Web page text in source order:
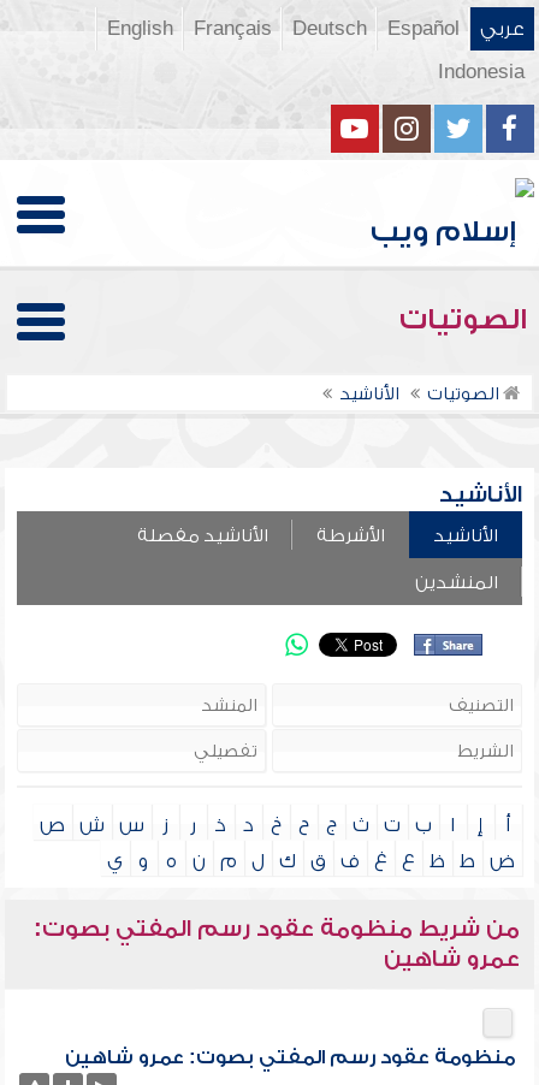
عربي Español
Deutsch
Français
English
Indonesia
الصوتيات
الصوتيات الأناشيد
الأناشيد
الأناشيد الأشرطة الأناشيد مفصلة
المنشدين
أ إ ا ب ت ث ج ح خ د ذ ر ز س ش
ص
ض
ط ظ ع غ ف ق ك ل م ن ه و ي
من شريط منظومة عقود رسم المفتي بصوت:
عمرو شاهين
منظومة عقود رسم المفتي بصوت: عمرو شاهين